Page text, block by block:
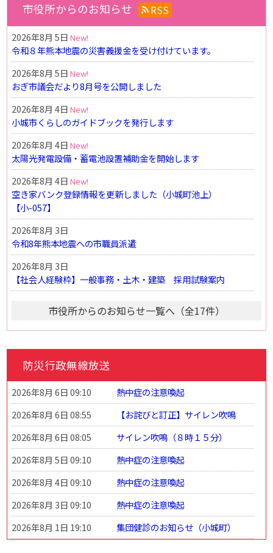
市役所からのお知らせ RSS
2026年8月 5日
令和８年熊本地震の災害義援金を受け付けています。
2026年8月 5日
おぎ市議会だより8月号を公開しました
2026年8月 4日
小城市くらしのガイドブックを発行します
2026年8月 4日
太陽光発電設備・蓄電池設置補助金を開始します
2026年8月 4日
空き家バンク登録情報を更新しました（小城町池上）
【小-057】
2026年8月 3日
令和8年熊本地震への市職員派遣
2026年8月 3日
【社会人経験枠】一般事務・土木・建築 採用試験案内
市役所からのお知らせ一覧へ（全17件）
防災行政無線放送
2026年8月 6日 09:10
熱中症の注意喚起
2026年8月 6日 08:55
【お詫びと訂正】サイレン吹鳴
2026年8月 6日 08:05
サイレン吹鳴（８時１５分）
2026年8月 5日 09:10
熱中症の注意喚起
2026年8月 4日 09:10
熱中症の注意喚起
2026年8月 3日 09:10
熱中症の注意喚起
2026年8月 1日 19:10
集団健診のお知らせ（小城町）